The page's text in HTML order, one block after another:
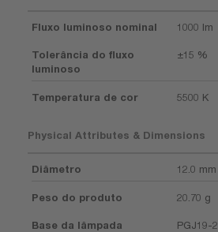
Fluxo luminoso nominal 1000 lm
Tolerância do fluxo
luminoso
±15 %
Temperatura de cor 5500 K
Physical Attributes & Dimensions
Diâmetro 12.0 mm
Peso do produto 20.70 g
Base da lâmpada PGJ19-2